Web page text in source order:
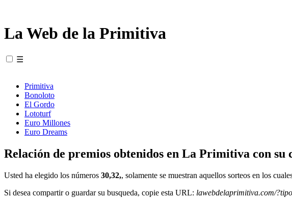
La Web de la Primitiva
☰
Primitiva
Bonoloto
El Gordo
Lototurf
Euro Millones
Euro Dreams
Relación de premios obtenidos en La Primitiva con su
Usted ha elegido los números 30,32,, solamente se muestran aquellos sorteos en los
Si desea compartir o guardar su busqueda, copie esta URL: lawebdelaprimitiva.com/